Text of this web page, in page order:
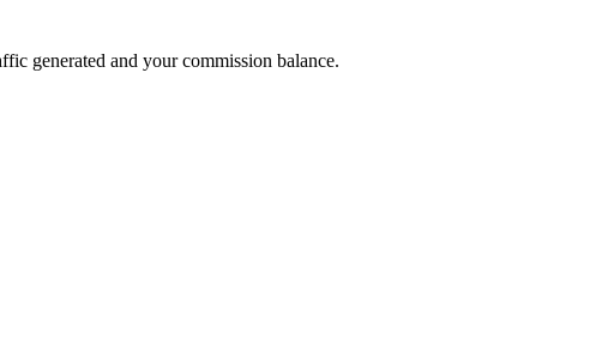
generated and your commission balance.